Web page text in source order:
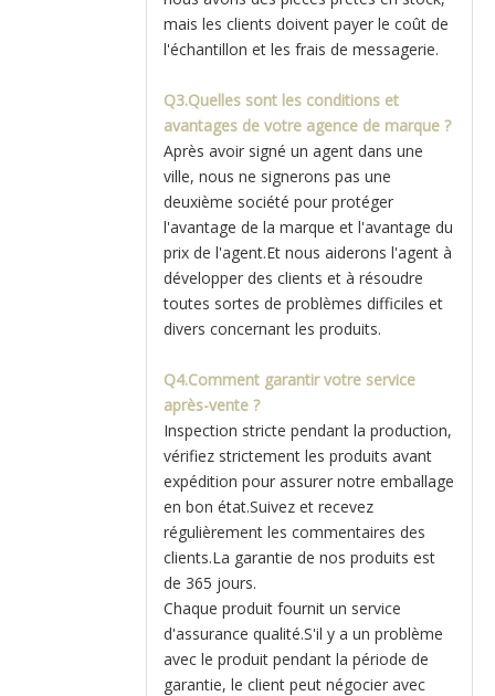
mais les clients doivent payer le coût de
l'échantillon et les frais de messagerie.
Q3.Quelles sont les conditions et
avantages de votre agence de marque ?
Après avoir signé un agent dans une
ville, nous ne signerons pas une
deuxième société pour protéger
l'avantage de la marque et l'avantage du
prix de l'agent.Et nous aiderons l'agent à
développer des clients et à résoudre
toutes sortes de problèmes difficiles et
divers concernant les produits.
Q4.Comment garantir votre service
après-vente ?
Inspection stricte pendant la production,
vérifiez strictement les produits avant
expédition pour assurer notre emballage
en bon état.Suivez et recevez
régulièrement les commentaires des
clients.La garantie de nos produits est
de 365 jours.
Chaque produit fournit un service
d'assurance qualité.S'il y a un problème
avec le produit pendant la période de
garantie, le client peut négocier avec